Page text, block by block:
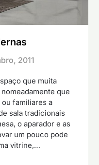
2011
que muita
que
familiares a
sala tradicionais
o aparador e as
um pouco pode
vitrine,…